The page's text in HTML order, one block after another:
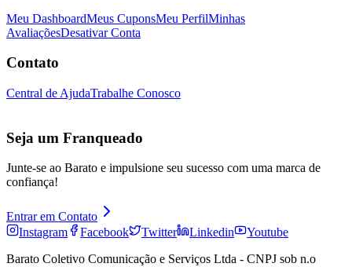
Meu DashboardMeus CuponsMeu PerfilMinhas
AvaliaçõesDesativar Conta
Contato
Central de AjudaTrabalhe Conosco
Seja um Franqueado
Junte-se ao Barato e impulsione seu sucesso com uma marca de
confiança!
Entrar em Contato
Instagram
Facebook Twitter Linkedin
Youtube
Barato Coletivo Comunicação e Serviços Ltda - CNPJ sob n.o